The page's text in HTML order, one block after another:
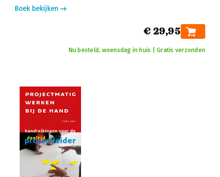
Boek bekijken
€ 29,95
Nu besteld, woensdag in huis | Gratis verzonden